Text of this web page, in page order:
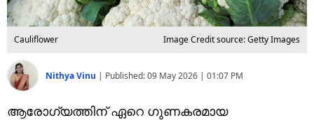
Cauliflower Image Credit source: Getty Images
Nithya Vinu | Published:09 May 2026 | 01:07 PM
ആരോഗ്യത്തിന് ഏറെ ഗുണകരമായ